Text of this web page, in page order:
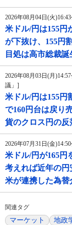
2026年08月04日(火
米ドル/円は155円
が下抜け、155円
目処は高市総裁
2026年08月03日(月
議」]
米ドル/円は155円
で160円台は戻り
貨のクロス円の反
2026年07月31日(金
米ドル/円が165円
考えれば近年の円
米が連携した為
関連タグ
マーケット 地政